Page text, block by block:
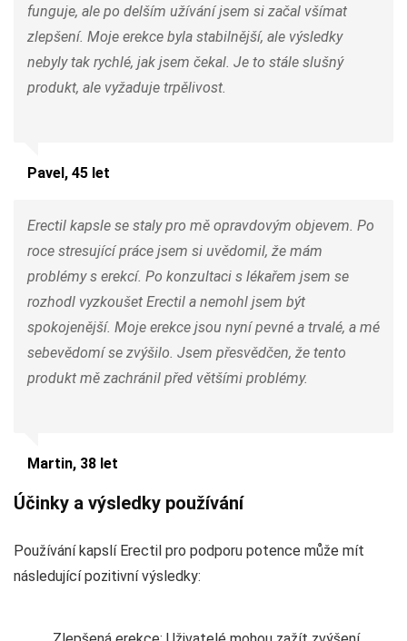
funguje, ale po delším užívání jsem si začal všímat
zlepšení. Moje erekce byla stabilnější, ale výsledky
nebyly tak rychlé, jak jsem čekal. Je to stále slušný
produkt, ale vyžaduje trpělivost.
Pavel, 45 let
Erectil kapsle se staly pro mě opravdovým objevem. Po
roce stresující práce jsem si uvědomil, že mám
problémy s erekcí. Po konzultaci s lékařem jsem se
rozhodl vyzkoušet Erectil a nemohl jsem být
spokojenější. Moje erekce jsou nyní pevné a trvalé, a mé
sebevědomí se zvýšilo. Jsem přesvědčen, že tento
produkt mě zachránil před většími problémy.
Martin, 38 let
Účinky a výsledky používání
Používání kapslí Erectil pro podporu potence může mít
následující pozitivní výsledky: